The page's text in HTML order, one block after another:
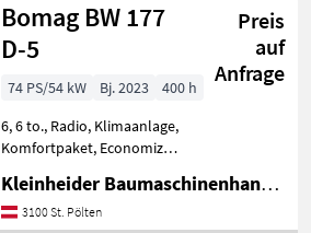
Bomag BW 177
D-5
Preis
auf
Anfrage
74 PS/54 kW Bj. 2023
400 h
6, 6 to., Radio, Klimaanlage,
Komfortpaket, Economizer,
Meßtechnik Baumaschinen
Walzen
Kleinheider Baumaschinenhandel GmbH.
3100 St. Pölten